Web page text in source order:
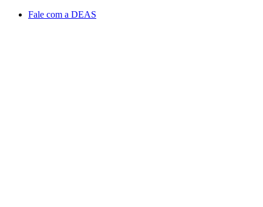
Conteúdo principal Menu principal
Fale com a DEAS